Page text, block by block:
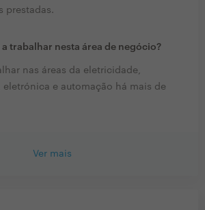
prestadas.
trabalhar nesta área de negócio?
nas áreas da eletricidade,
eletrónica e automação há mais de
Ver mais